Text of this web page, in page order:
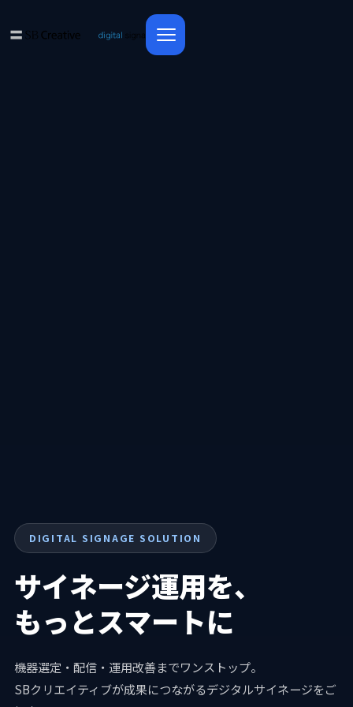
DIGITAL SIGNAGE SOLUTION
サイネージ運用を、
もっとスマートに
機器選定・配信・運用改善までワンストップ。
SBクリエイティブが成果につながるデジタルサイネージをご
CLOUD CMS PLATFORM
BeyondCAST
初期費用不要・4G回線付きで、スピーディーに導入完了。
最適化します。
ADVERTISEMENT MEDIA
街と店舗を活かす、
広告メディア戦略
生活者の身近にあるデジタルサイネージを活用し、認知拡大
とアクションを創出。
CREATIVE PRODUCTION
“伝わる”を設計する、
コンテンツ制作
テンプレート制作や既存データを活用した動画制作など、
ニーズに合った魅力的なコンテンツを制作します！